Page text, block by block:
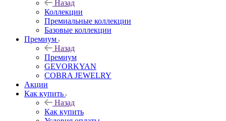
Назад
Коллекции
Премиальные коллекции
Базовые коллекции
Премиум
Назад
Премиум
GEVORKYAN
COBRA JEWELRY
Акции
Как купить
Назад
Как купить